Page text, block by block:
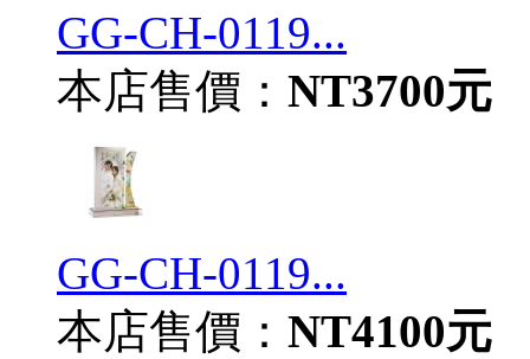
GG-CH-0119...
本店售價： NT3700元
GG-CH-0119...
本店售價： NT4100元